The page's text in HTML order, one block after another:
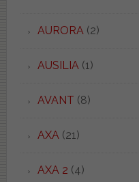
AURORA(2)
AUSILIA(1)
AVANT (8)
AXA(21)
AXA 2 (4)